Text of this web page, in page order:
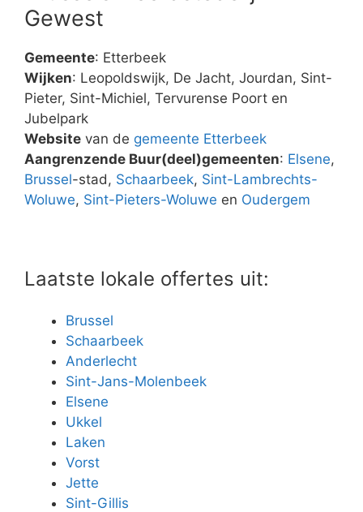
Gewest
Gemeente: Etterbeek
Wijken: Leopoldswijk, De Jacht, Jourdan, Sint-
Pieter, Sint-Michiel, Tervurense Poort en
Jubelpark
Website van de gemeente Etterbeek
Aangrenzende Buur(deel)gemeenten: Elsene,
Brussel-stad, Schaarbeek, Sint-Lambrechts-
Woluwe, Sint-Pieters-Woluwe en Oudergem
Laatste lokale offertes uit:
Brussel
Schaarbeek
Anderlecht
Sint-Jans-Molenbeek
Elsene
Ukkel
Laken
Vorst
Jette
Sint-Gillis